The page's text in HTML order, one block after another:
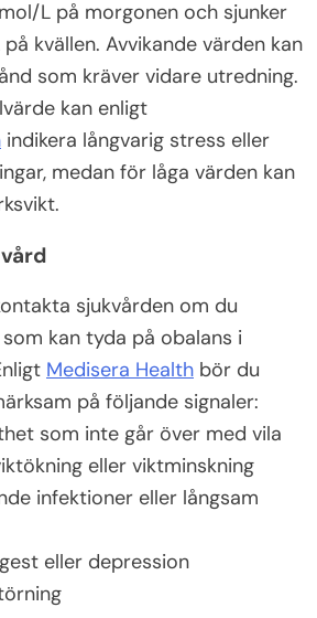
L på morgonen och sjunker
kvällen. Avvikande värden kan
som kräver vidare utredning.
kan enligt
indikera långvarig stress eller
medan för låga värden kan
sjukvården om du
kan tyda på obalans i
Medisera Health bör du
på följande signaler:
som inte går över med vila
eller viktminskning
infektioner eller långsam
eller depression